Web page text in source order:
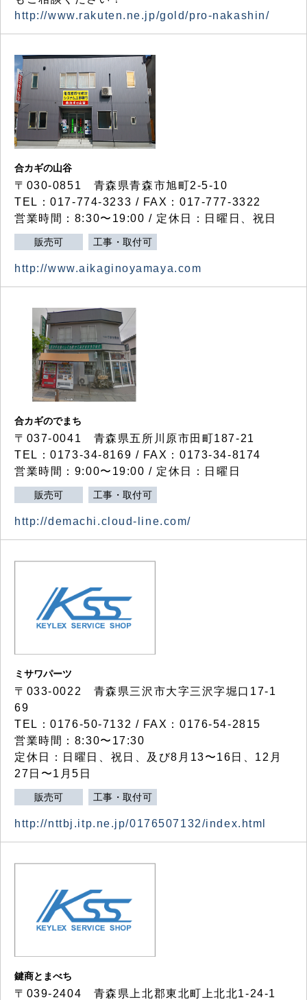
http://www.rakuten.ne.jp/gold/pro-nakashin/
合カギの山谷
〒030-0851 青森県青森市旭町2-5-10
TEL：017-774-3233 / FAX：017-777-3322
営業時間：8:30〜19:00 / 定休日：日曜日、祝日
販売可 工事・取付可
http://www.aikaginoyamaya.com
合カギのでまち
〒037-0041 青森県五所川原市田町187-21
TEL：0173-34-8169 / FAX：0173-34-8174
営業時間：9:00〜19:00 / 定休日：日曜日
販売可 工事・取付可
http://demachi.cloud-line.com/
ミサワパーツ
〒033-0022 青森県三沢市大字三沢字堀口17-1
69
TEL：0176-50-7132 / FAX：0176-54-2815
営業時間：8:30〜17:30
定休日：日曜日、祝日、及び8月13〜16日、12月
27日〜1月5日
販売可 工事・取付可
http://nttbj.itp.ne.jp/0176507132/index.html
鍵商とまべち
〒039-2404 青森県上北郡東北町上北北1-24-1